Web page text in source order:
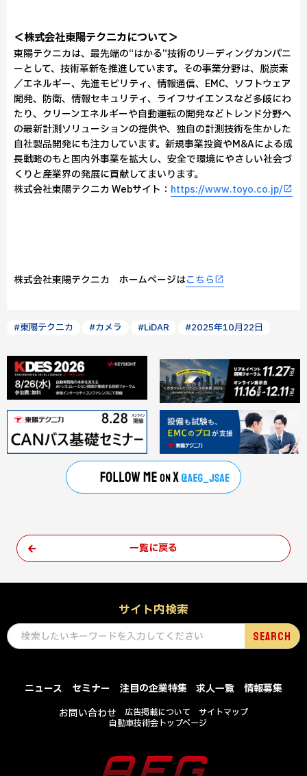
＜株式会社東陽テクニカについて＞
東陽テクニカは、最先端の“はかる”技術のリーディングカンパニ
ーとして、技術革新を推進しています。その事業分野は、脱炭素
／エネルギー、先進モビリティ、情報通信、EMC、ソフトウェア
開発、防衛、情報セキュリティ、ライフサイエンスなど多岐にわ
たり、クリーンエネルギーや自動運転の開発などトレンド分野へ
の最新計測ソリューションの提供や、独自の計測技術を生かした
自社製品開発にも注力しています。新規事業投資やM&Aによる成
長戦略のもと国内外事業を拡大し、安全で環境にやさしい社会づ
くりと産業界の発展に貢献してまいります。
株式会社東陽テクニカ Webサイト： https://www.toyo.co.jp/
株式会社東陽テクニカ ホームページはこちら
#東陽テクニカ #カメラ #LiDAR #2025年10月22日
一覧に戻る
サイト内検索
ニュース セミナー 注目の企業特集 求人一覧
情報募集
お問い合わせ
広告掲載について
サイトマップ
自動車技術会トップページ